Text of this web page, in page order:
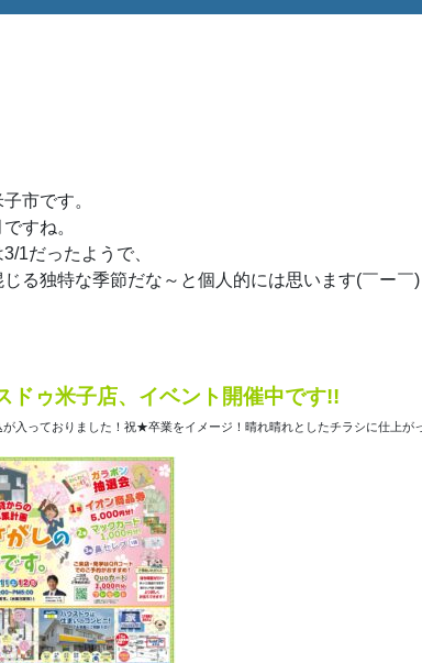
市です。
すね。
1だったようで、
る独特な季節だな～と個人的には思います(￣ー￣)
ドゥ米子店、イベント開催中です!!
が入っておりました！祝★卒業をイメージ！晴れ晴れとしたチラシに仕上が